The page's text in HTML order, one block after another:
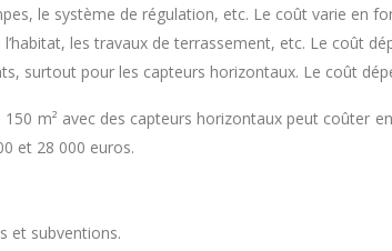
le système de régulation, etc. Le coût varie en
les travaux de terrassement, etc. Le coût
surtout pour les capteurs horizontaux. Le coût
150 m² avec des capteurs horizontaux peut
et 28 000 euros.
et subventions.